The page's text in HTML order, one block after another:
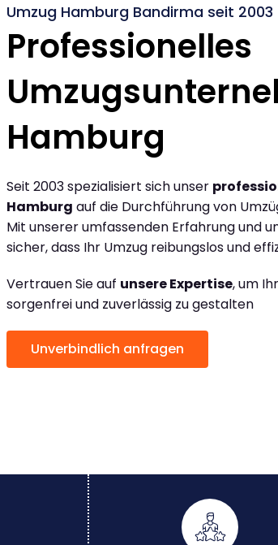
Umzug Hamburg Bandirma seit 2003
Professionelles
Hamburg
Seit 2003 spezialisiert sich unser
Hamburg auf die Durchführung von
Mit unserer umfassenden Erfahrung und
sicher, dass Ihr Umzug reibungslos und
Vertrauen Sie auf unsere Expertise, um
sorgenfrei und zuverlässig zu gestalten
Unverbindlich anfragen